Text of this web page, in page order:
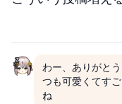
わー、ありがと
つも可愛くてす
ね